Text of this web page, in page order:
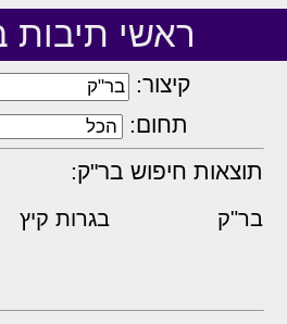
ראשי תיבות
קיצור:
תחום:
תוצאות חיפוש בר"ק:
בר"ק בגרות קיץ